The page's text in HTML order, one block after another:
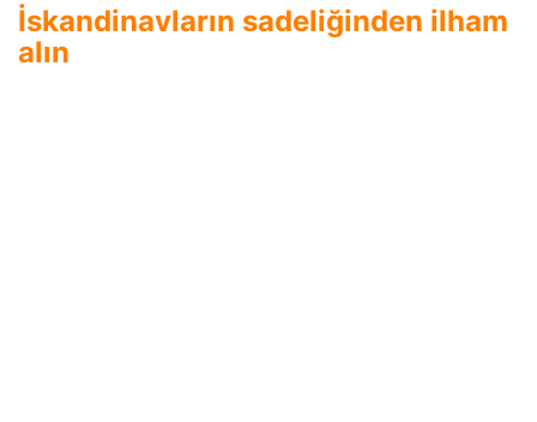
İskandinavların sadeliğinden ilham
alın